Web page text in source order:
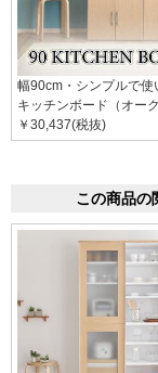
幅90cm・シンプルで使
キッチンボード（オーク
￥30,437(税抜)
この商品の